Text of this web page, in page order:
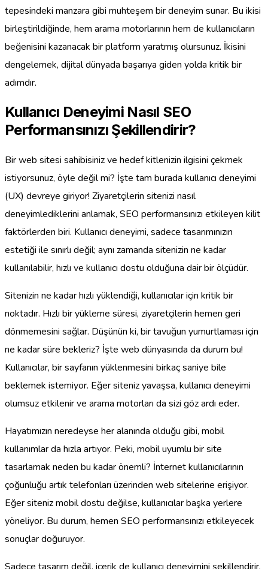
tepesindeki manzara gibi muhteşem bir deneyim sunar. Bu ikisi
birleştirildiğinde, hem arama motorlarının hem de kullanıcıların
beğenisini kazanacak bir platform yaratmış olursunuz. İkisini
dengelemek, dijital dünyada başarıya giden yolda kritik bir
adımdır.
Kullanıcı Deneyimi Nasıl SEO
Performansınızı Şekillendirir?
Bir web sitesi sahibisiniz ve hedef kitlenizin ilgisini çekmek
istiyorsunuz, öyle değil mi? İşte tam burada kullanıcı deneyimi
(UX) devreye giriyor! Ziyaretçilerin sitenizi nasıl
deneyimlediklerini anlamak, SEO performansınızı etkileyen kilit
faktörlerden biri. Kullanıcı deneyimi, sadece tasarımınızın
estetiği ile sınırlı değil; aynı zamanda sitenizin ne kadar
kullanılabilir, hızlı ve kullanıcı dostu olduğuna dair bir ölçüdür.
Sitenizin ne kadar hızlı yüklendiği, kullanıcılar için kritik bir
noktadır. Hızlı bir yükleme süresi, ziyaretçilerin hemen geri
dönmemesini sağlar. Düşünün ki, bir tavuğun yumurtlaması için
ne kadar süre bekleriz? İşte web dünyasında da durum bu!
Kullanıcılar, bir sayfanın yüklenmesini birkaç saniye bile
beklemek istemiyor. Eğer siteniz yavaşsa, kullanıcı deneyimi
olumsuz etkilenir ve arama motorları da sizi göz ardı eder.
Hayatımızın neredeyse her alanında olduğu gibi, mobil
kullanımlar da hızla artıyor. Peki, mobil uyumlu bir site
tasarlamak neden bu kadar önemli? İnternet kullanıcılarının
çoğunluğu artık telefonları üzerinden web sitelerine erişiyor.
Eğer siteniz mobil dostu değilse, kullanıcılar başka yerlere
yöneliyor. Bu durum, hemen SEO performansınızı etkileyecek
sonuçlar doğuruyor.